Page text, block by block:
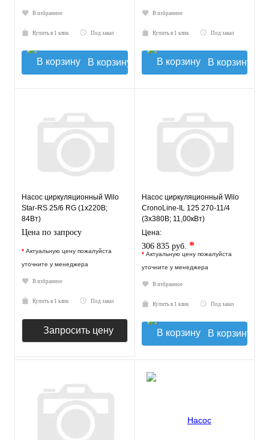
В избранное
Купить в 1 клик Под заказ
В корзину
В избранное
Купить в 1 клик Под заказ
В корзину
Насос циркуляционный Wilo
Star-RS 25/6 RG (1х220В;
84Вт)
Цена по запросу
* Актуальную цену пожалуйста
уточните у менеджера
В избранное
Купить в 1 клик Под заказ
Запросить цену
Насос циркуляционный Wilo
CronoLine-IL 125 270-11/4
(3х380В; 11,00кВт)
Цена:
306 835 руб. *
* Актуальную цену пожалуйста
уточните у менеджера
В избранное
Купить в 1 клик Под заказ
В корзину